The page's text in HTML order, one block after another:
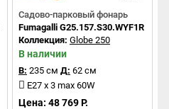
Садово-парковый фонарь
Fumagalli G25.157.S30.WYF1R
Коллекция: Globe 250
В наличии
В: 235 см Д: 62 см
E27 x 3 max 60W
Цена: 48 769 Р.